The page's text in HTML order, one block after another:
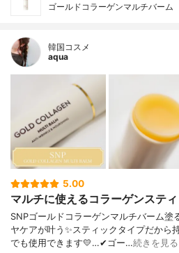
ゴールドコラーゲンマルチバーム
韓国コスメ
aqua
5.00
マルチに使えるコラーゲンステ
SNPゴールドコラーゲンマルチバーム
ヤケアが叶う✨スティックタイプだから
でも使用できます💛…✔︎ゴー…続きを見る